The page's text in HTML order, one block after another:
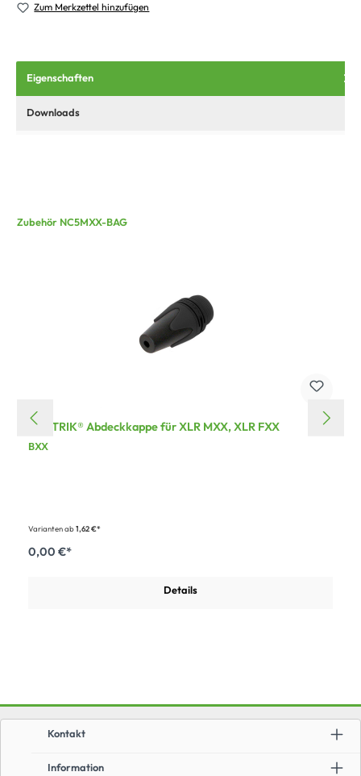
Zum Merkzettel hinzufügen
Eigenschaften
Downloads
Zubehör NC5MXX-BAG
NEUTRIK® Abdeckkappe für XLR MXX, XLR FXX
BXX
Varianten ab1,62 €*
0,00 €*
Details
Information
Kontakt